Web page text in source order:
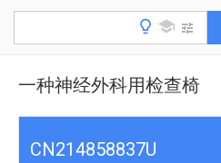
一种神经外科用检查椅
CN214858837U